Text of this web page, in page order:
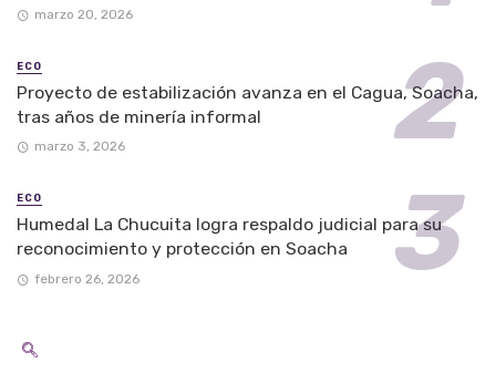
marzo 20, 2026
ECO
Proyecto de estabilización avanza en el Cagua, Soacha,
tras años de minería informal
marzo 3, 2026
ECO
Humedal La Chucuita logra respaldo judicial para su
reconocimiento y protección en Soacha
febrero 26, 2026